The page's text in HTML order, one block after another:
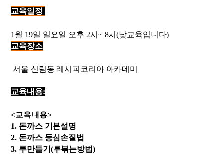
교육일정
1월 19일 일요일 오후 2시~ 8시(낮교육입니다)
교육장소
서울 신림동 레시피코리아 아카데미
교육내용:
<교육내용>
1. 돈까스 기본설명
2. 돈까스 등심손질법
3. 루만들기(루볶는방법)